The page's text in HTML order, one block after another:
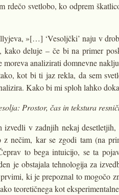
rdečo svetlobo, ko odprem
»[…] ‘Vesoljčki’ naju v
deluje – če bi na primer
moreva analizirati domnevne
kot bi ti jaz rekla, da sem
Kako bi mi sploh lahko
Prostor, čas in tekstura
v zadnjih nekaj
z nečim, kar se zgodi tam (na
to bega intuicijo, se ta
je obstajala tehnologija za
ki je prepoznal to mogočo
teoretičnega kot